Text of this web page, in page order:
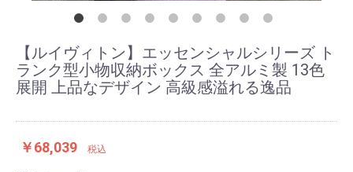
【ルイヴィトン】エッセンシャルシリーズ ト
ランク型小物収納ボックス 全アルミ製 13色
展開 上品なデザイン 高級感溢れる逸品
￥68,039 税込